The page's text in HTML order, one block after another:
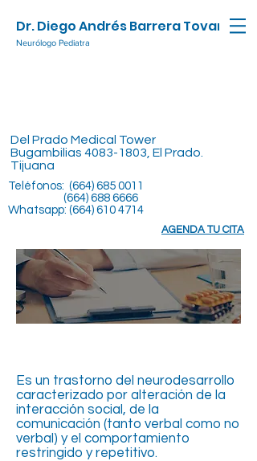
Dr. Diego Andrés Barrera Tovar
Neurólogo Pediatra
Del Prado Medical Tower
Bugambilias 4083-1803 , El Prado.
Tijuana
Teléfonos: (664) 685 0011
(664) 688 6666
Whatsapp: (664) 610 4714
AGENDA TU CITA
Es un trastorno del neurodesarrollo
caracterizado por alteración de la
interacción social, de la
comunicación (tanto verbal como no
verbal) y el comportamiento
restringido y repetitivo.